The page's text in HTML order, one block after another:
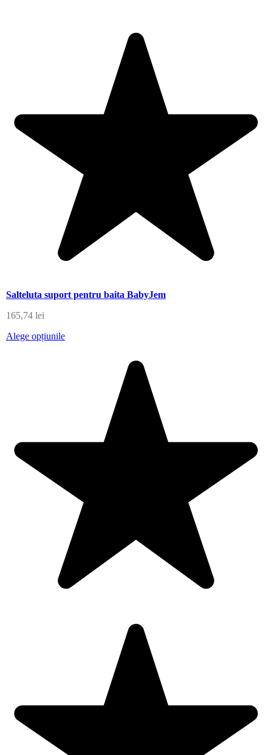
Salteluta suport pentru baita BabyJem
165,74 lei
Alege opțiunile